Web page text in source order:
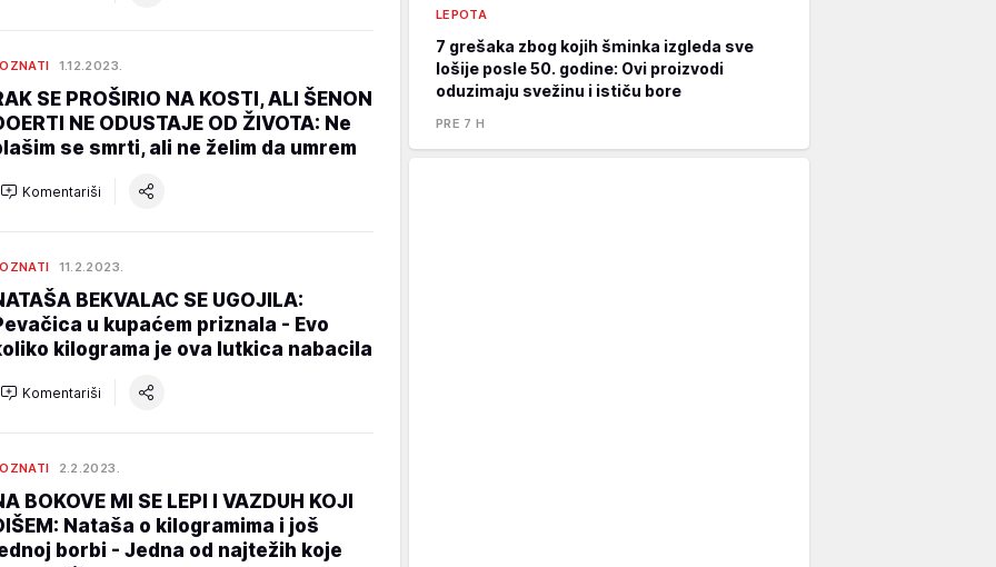
1.12.2023.
SE PROŠIRIO NA KOSTI, ALI ŠENON
NE ODUSTAJE OD ŽIVOTA: Ne
se smrti, ali ne želim da umrem
Komentariši
11.2.2023.
BEKVALAC SE UGOJILA:
u kupaćem priznala - Evo
kilograma je ova lutkica nabacila
Komentariši
2.2.2023.
BOKOVE MI SE LEPI I VAZDUH KOJI
Nataša o kilogramima i još
borbi - Jedna od najtežih koje
LEPOTA
7 grešaka zbog kojih šminka izgleda sve
lošije posle 50. godine: Ovi proizvodi
oduzimaju svežinu i ističu bore
PRE 7 H